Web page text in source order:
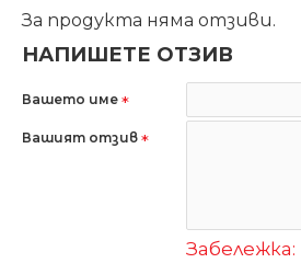
За продукта няма отзиви.
НАПИШЕТЕ ОТЗИВ
Вашето име
Вашият отзив
Забележка: